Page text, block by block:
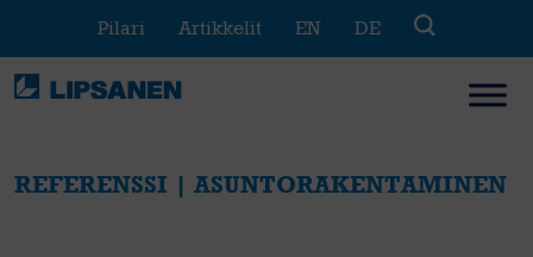
content
Pilari Artikkelit EN DE
REFERENSSI | ASUNTORAKENTAMINEN